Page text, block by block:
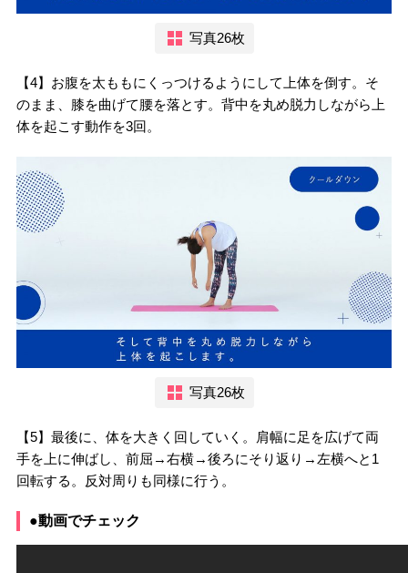
写真26枚
【4】お腹を太ももにくっつけるようにして上体を倒す。そ
のまま、膝を曲げて腰を落とす。背中を丸め脱力しながら上
体を起こす動作を3回。
写真26枚
【5】最後に、体を大きく回していく。肩幅に足を広げて両
手を上に伸ばし、前屈→右横→後ろにそり返り→左横へと1
回転する。反対周りも同様に行う。
●動画でチェック